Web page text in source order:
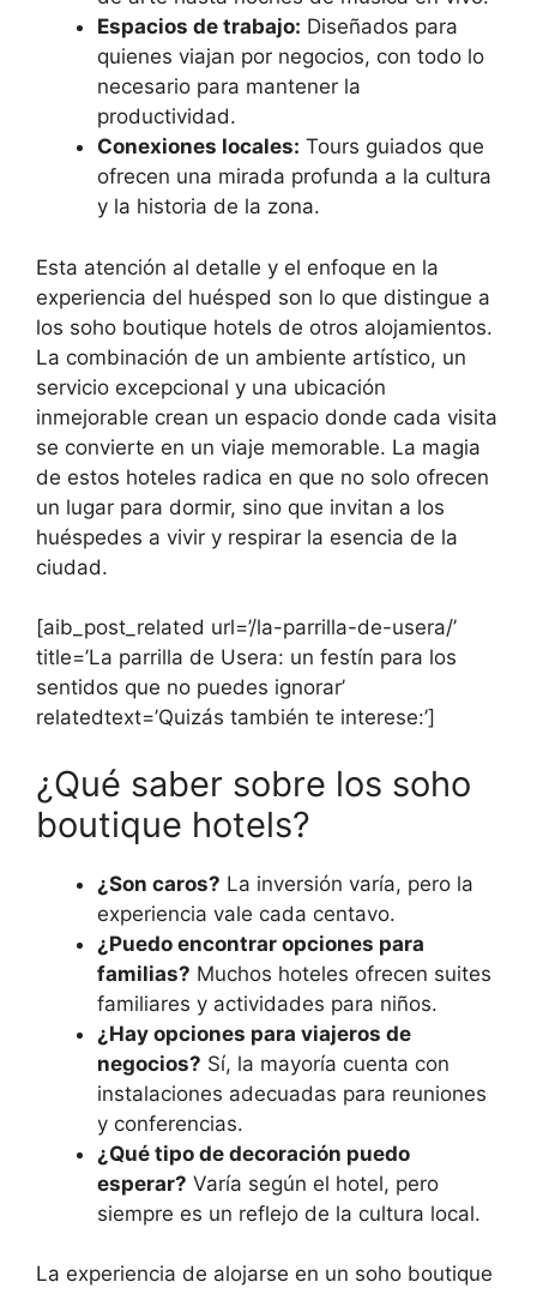
Espacios de trabajo: Diseñados para
quienes viajan por negocios, con todo lo
necesario para mantener la
productividad.
Conexiones locales: Tours guiados que
ofrecen una mirada profunda a la cultura
y la historia de la zona.
Esta atención al detalle y el enfoque en la
experiencia del huésped son lo que distingue a
los soho boutique hotels de otros alojamientos.
La combinación de un ambiente artístico, un
servicio excepcional y una ubicación
inmejorable crean un espacio donde cada visita
se convierte en un viaje memorable. La magia
de estos hoteles radica en que no solo ofrecen
un lugar para dormir, sino que invitan a los
huéspedes a vivir y respirar la esencia de la
ciudad.
[aib_post_related url=’/la-parrilla-de-usera/’
title=’La parrilla de Usera: un festín para los
sentidos que no puedes ignorar’
relatedtext=’Quizás también te interese:’]
¿Qué saber sobre los soho
boutique hotels?
¿Son caros? La inversión varía, pero la
experiencia vale cada centavo.
¿Puedo encontrar opciones para
familias? Muchos hoteles ofrecen suites
familiares y actividades para niños.
¿Hay opciones para viajeros de
negocios? Sí, la mayoría cuenta con
instalaciones adecuadas para reuniones
y conferencias.
¿Qué tipo de decoración puedo
esperar? Varía según el hotel, pero
siempre es un reflejo de la cultura local.
La experiencia de alojarse en un soho boutique